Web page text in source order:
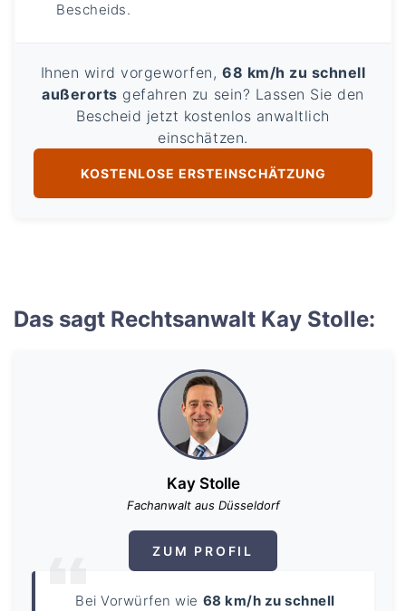
Bescheids.
Ihnen wird vorgeworfen,68 km/h zu schnell
außerorts gefahren zu sein? Lassen Sie den
Bescheid jetzt kostenlos anwaltlich
einschätzen.
KOSTENLOSE ERSTEINSCHÄTZUNG
Das sagt Rechtsanwalt Kay Stolle:
Kay Stolle
Fachanwalt aus Düsseldorf
ZUM PROFIL
Bei Vorwürfen wie 68 km/h zu schnell